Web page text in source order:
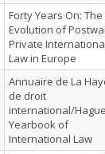
Forty Years On: The
Evolution of
Private
Law in Europe
Annuaire de La
de droit
international/
Yearbook of
International Law